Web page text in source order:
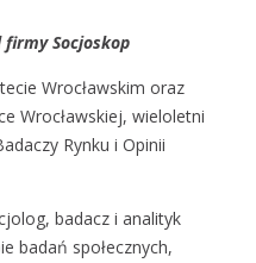
firmy Socjoskop
Wrocławskim oraz
Wrocławskiej, wieloletni
Rynku i Opinii
badacz i analityk
badań społecznych,